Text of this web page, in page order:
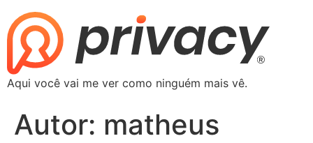
Aqui você vai me ver como ninguém mais vê.
Autor: matheus